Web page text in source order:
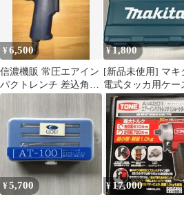
¥6,500
信濃機販 常圧エアイン
パクトレンチ 差込角
9.5mm 本体のみ SI-
¥1,800
[新品未使用] マキ
電式タッカ用ケー
¥5,700 ¥ 17,000